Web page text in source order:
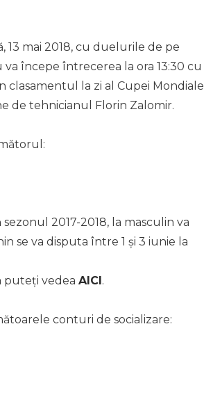
13 mai 2018, cu duelurile de pe
începe întrecerea la ora 13:30 cu
clasamentul la zi al Cupei Mondiale
de tehnicianul Florin Zalomir.
2017-2018, la masculin va
se va disputa între 1 și 3 iunie la
puteți vedea AICI.
conturi de socializare: